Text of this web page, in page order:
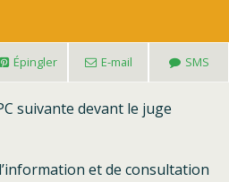
Épingler E-mail SMS
suivante devant le juge
et de consultation